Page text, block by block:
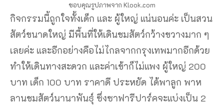
ขอบคุณรูปภาพจาก Klook.com
กิจกรรมนี้ถูกใจทั้งเด็ก และ ผู้ใหญ่ แน่นอนค่ะ เป็นสวน
สัตว์ขนาดใหญ่ มีพื้นที่ให้เดินชมสัตว์กว้างขวางมาก ๆ
เลยค่ะ และอีกอย่างคือไม่ไกลจากกรุงเทพมากอีกด้วย
ทำให้เดินทางสะดวก และค่าเข้าก็ไม่แพง ผู้ใหญ่ 200
บาท เด็ก 100 บาท ราคาดี ประหยัด ได้พาลูก พาห
ลานชมสัตว์นานาพันธุ์ ซึ่งซาฟารีปาร์คจะแบ่งเป็น 2